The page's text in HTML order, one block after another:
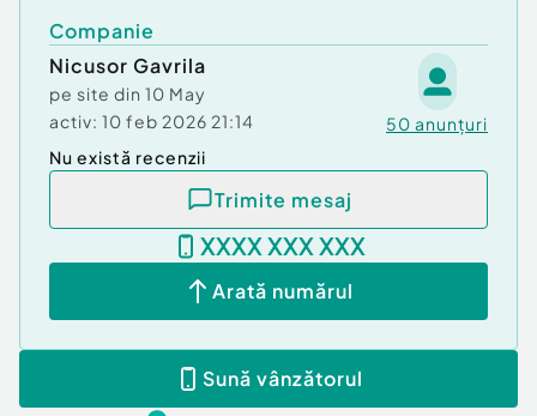
Comision cumpărător:3%
Posibilitate parcare: Da
Nr. locuri parcare:1
Curent
Canalizare
Încălzire
Companie
Nicusor Gavrila
pe site din 10 May
activ: 10 feb 2026 21:14 50 anunțuri
Nu există recenzii
Trimite mesaj
XXXX XXX XXX
Arată numărul
Sună vânzătorul